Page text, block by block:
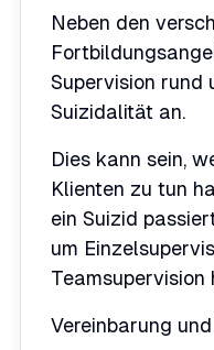
Neben den
Supervision rund
Suizidalität an.
Dies kann sein,
Klienten zu tun
ein Suizid
um
Teamsupervision
Vereinbarung